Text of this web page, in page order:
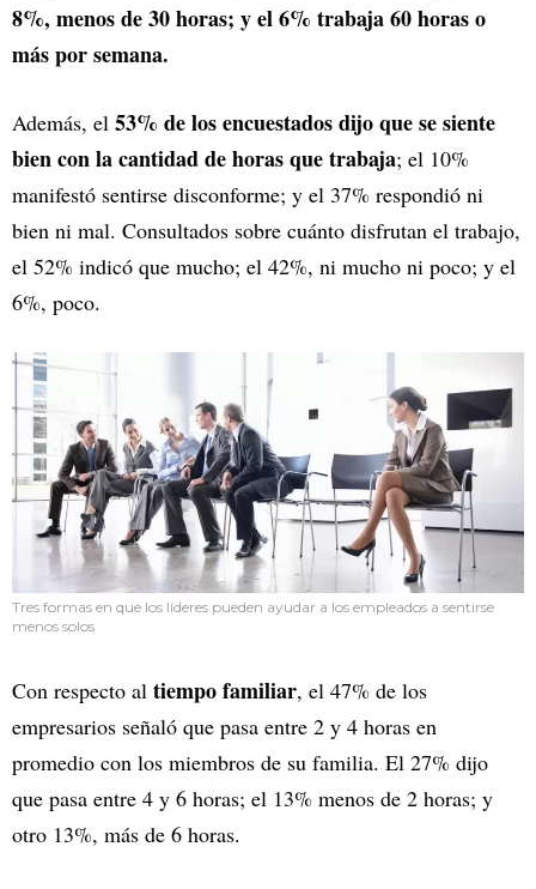
8%, menos de 30 horas; y el 6% trabaja 60 horas o
más por semana.
Además, el 53% de los encuestados dijo que se siente
bien con la cantidad de horas que trabaja; el 10%
manifestó sentirse disconforme; y el 37% respondió ni
bien ni mal. Consultados sobre cuánto disfrutan el trabajo,
el 52% indicó que mucho; el 42%, ni mucho ni poco; y el
6%, poco.
Tres formas en que los líderes pueden ayudar a los empleados a sentirse
menos solos
Con respecto al tiempo familiar, el 47% de los
empresarios señaló que pasa entre 2 y 4 horas en
promedio con los miembros de su familia. El 27% dijo
que pasa entre 4 y 6 horas; el 13% menos de 2 horas; y
otro 13%, más de 6 horas.